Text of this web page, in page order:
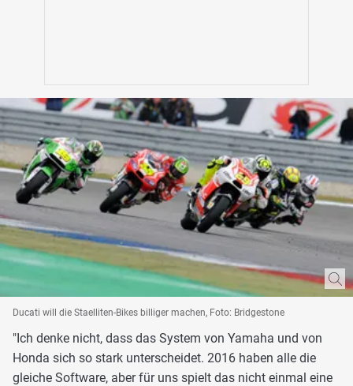
Ducati will die Staelliten-Bikes billiger machen, Foto: Bridgestone
"Ich denke nicht, dass das System von Yamaha und von
Honda sich so stark unterscheidet. 2016 haben alle die
gleiche Software, aber für uns spielt das nicht einmal eine